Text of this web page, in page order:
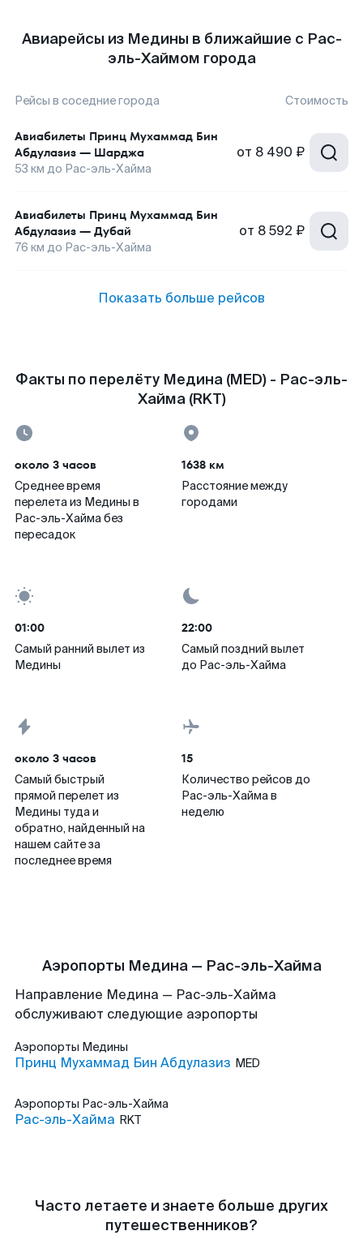
Авиарейсы из Медины в ближайшие с Рас-
эль-Хаймом города
Рейсы в соседние города Стоимость
Авиабилеты Принц Мухаммад Бин
Абдулазиз — Шарджа
53 км до Рас-эль-Хайма
от 8 490 ₽
Авиабилеты Принц Мухаммад Бин
Абдулазиз — Дубай
76 км до Рас-эль-Хайма
от 8 592 ₽
Показать больше рейсов
Факты по перелёту Медина (MED) - Рас-эль-
Хайма (RKT)
около 3 часов
Среднее время
перелета из Медины в
Рас-эль-Хайма без
пересадок
1638 км
Расстояние между
городами
01:00
Самый ранний вылет из
Медины
22:00
Самый поздний вылет
до Рас-эль-Хайма
около 3 часов
Самый быстрый
прямой перелет из
Медины туда и
обратно, найденный на
нашем сайте за
последнее время
15
Количество рейсов до
Рас-эль-Хайма в
неделю
Аэропорты Медина — Рас-эль-Хайма
Направление Медина — Рас-эль-Хайма
обслуживают следующие аэропорты
Аэропорты Медины
Принц Мухаммад Бин Абдулазиз MED
Аэропорты Рас-эль-Хайма
Рас-эль-Хайма RKT
Часто летаете и знаете больше других
путешественников?